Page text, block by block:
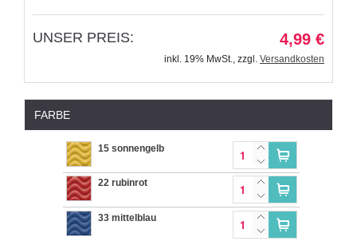
UNSER PREIS: 4,99 €
inkl. 19% MwSt., zzgl. Versandkosten
FARBE
15 sonnengelb
22 rubinrot
33 mittelblau